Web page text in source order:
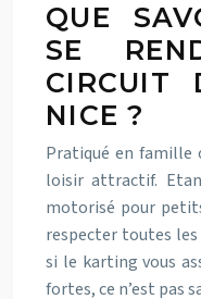
QUE
SE
CIRCUIT
NICE ?
Pratiqué en famille
loisir attractif.
motorisé pour
respecter toutes
si le karting vous
fortes, ce n’est pas